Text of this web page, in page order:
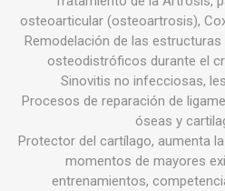
osteoarticular (osteoartrosis),
Remodelación de las
osteodistróficos durante el
Sinovitis no infecciosas,
Procesos de reparación de
óseas y
Protector del cartílago, aumenta
momentos de mayores
entrenamientos,